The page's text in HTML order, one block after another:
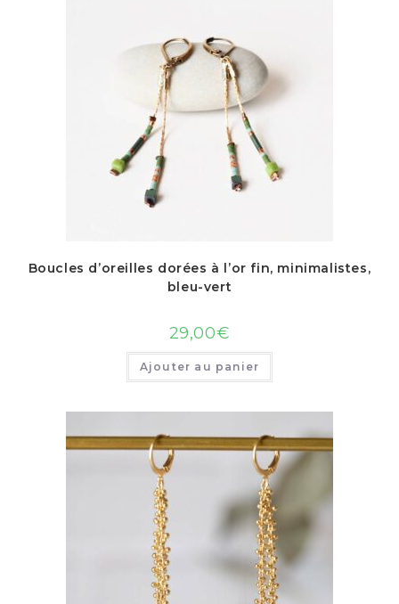
Boucles d’oreilles dorées à l’or fin, minimalistes,
bleu-vert
29,00€
Ajouter au panier